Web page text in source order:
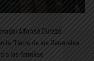
Alfonso Durazo
‘Tierra de los Generales’
a las familias